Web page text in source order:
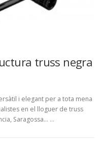
truss negra
i elegant per a tota mena
en el lloguer de truss
Saragossa… …